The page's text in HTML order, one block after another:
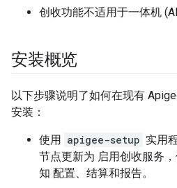
创收功能不适用于一体机
安装概览
以下步骤说明了如何在现有
安装：
使用 apigee-setup 实用
节点更新为 启用创收服务
知 配置、结算和报告。